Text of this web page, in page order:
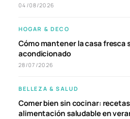
04/08/2026
HOGAR & DECO
Cómo mantener la casa fresca
acondicionado
28/07/2026
BELLEZA & SALUD
Comer bien sin cocinar:
alimentación saludable en